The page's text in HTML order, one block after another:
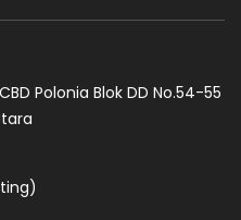
Polonia Blok DD No.54-55